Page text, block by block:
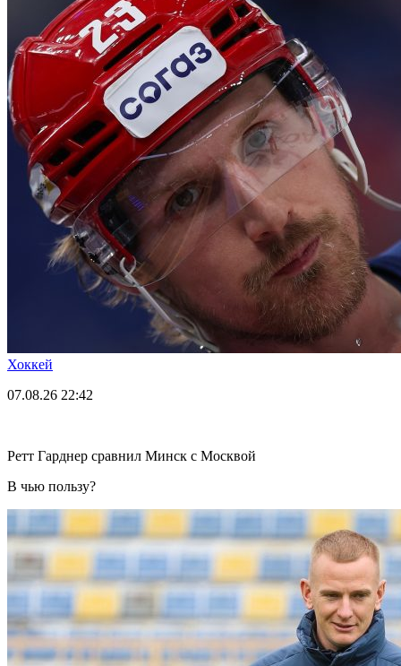
Хоккей
07.08.26 22:42
Ретт Гарднер сравнил Минск с Москвой
В чью пользу?